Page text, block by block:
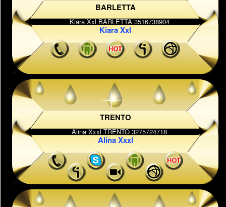
BARLETTA
Kiara Xxl
TRENTO
Alina Xxxl